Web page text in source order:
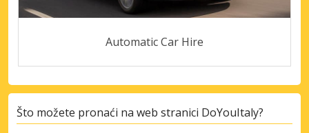
Automatic Car Hire
Što možete pronaći na web stranici DoYouItaly?